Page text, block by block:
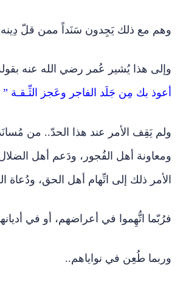
وهم مع ذلك يَجِدون سَنَداً ممن قلّ
وإلى هذا يُشير عُمر رضي الله عنه
أعوذ بك مِن جَلَد الفاجر وعَجز الثِّـقـة ”
ولم يَقِف الأمر عند هذا الحدّ.. من
ومعاونة أهل الفُجور، ودَعم أهل
الأمر ذلك إلى اتِّهام أهل الحق، ودُعاة
فرُبّما اتُّهِموا في أعراضهم، أو في
وربما طُعِن في نواياهم..